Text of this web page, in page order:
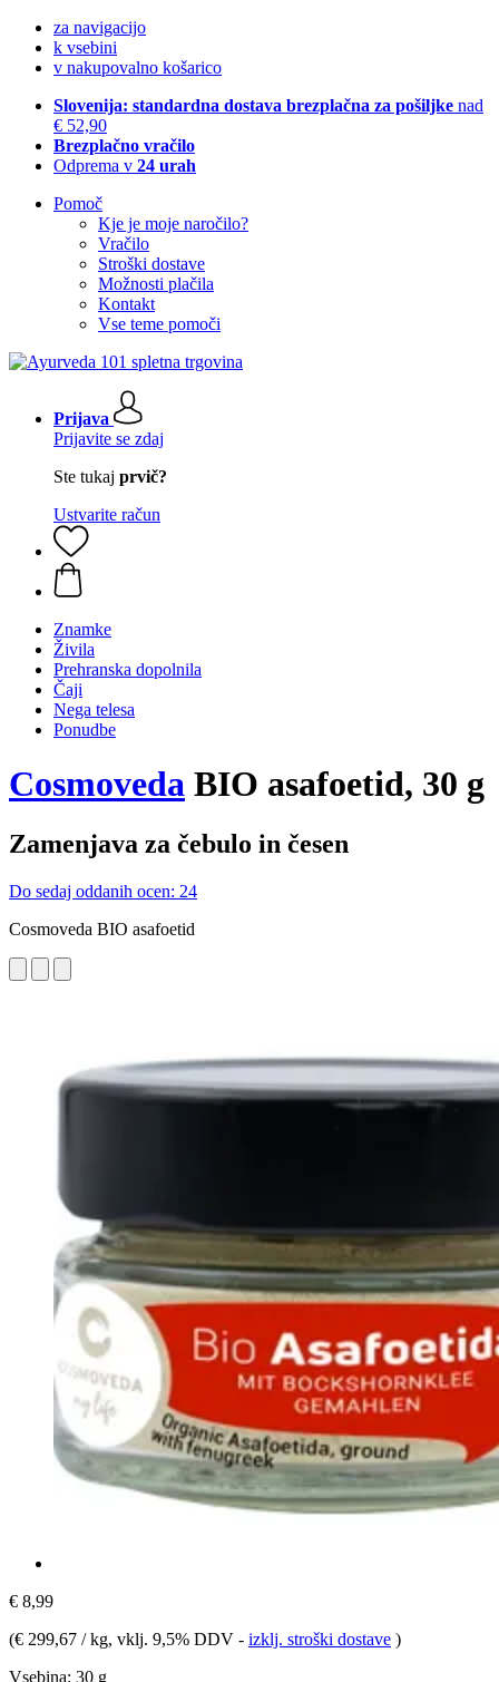
za navigacijo
k vsebini
v nakupovalno košarico
Slovenija: standardna dostava brezplačna za pošiljke nad
€ 52,90
Brezplačno vračilo
Odprema v 24 urah
Pomoč
Kje je moje naročilo?
Vračilo
Stroški dostave
Možnosti plačila
Kontakt
Vse teme pomoči
Prijava
Prijavite se zdaj
Ste tukaj prvič?
Ustvarite račun
Znamke
Živila
Prehranska dopolnila
Čaji
Nega telesa
Ponudbe
Cosmoveda BIO asafoetid, 30 g
Zamenjava za čebulo in česen
Do sedaj oddanih ocen: 24
Cosmoveda BIO asafoetid
€ 8,99
(€ 299,67 / kg, vklj. 9,5% DDV - izklj. stroški dostave )
Vsebina: 30 g